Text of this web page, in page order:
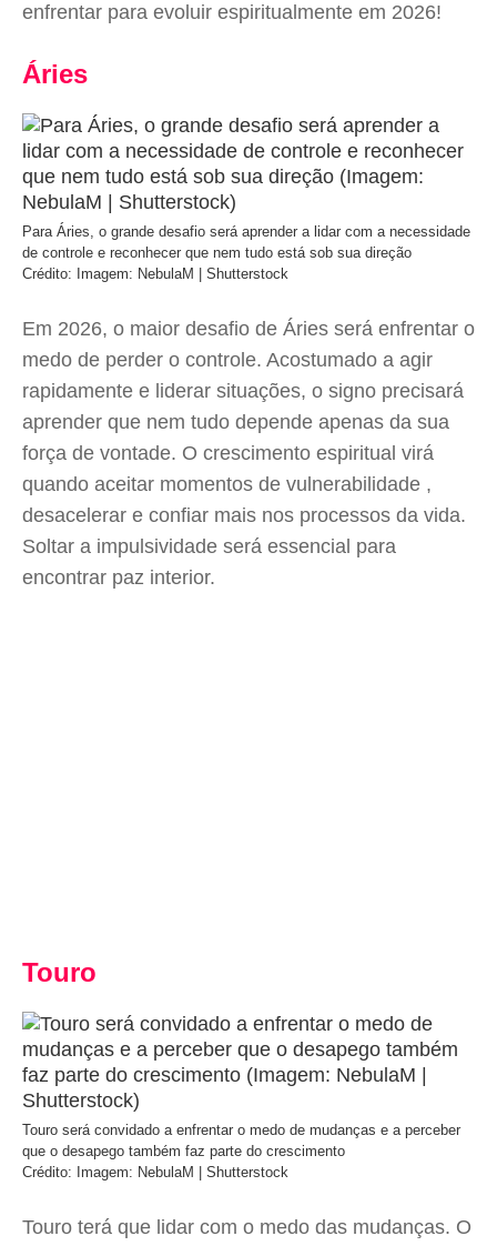
enfrentar para evoluir espiritualmente em 2026!
Áries
Para Áries, o grande desafio será aprender a lidar com a necessidade
de controle e reconhecer que nem tudo está sob sua direção
Crédito: Imagem: NebulaM | Shutterstock
Em 2026, o maior desafio de Áries será enfrentar o
medo de perder o controle. Acostumado a agir
rapidamente e liderar situações, o signo precisará
aprender que nem tudo depende apenas da sua
força de vontade. O crescimento espiritual virá
quando aceitar momentos de vulnerabilidade ,
desacelerar e confiar mais nos processos da vida.
Soltar a impulsividade será essencial para
encontrar paz interior.
Touro
Touro será convidado a enfrentar o medo de mudanças e a perceber
que o desapego também faz parte do crescimento
Crédito: Imagem: NebulaM | Shutterstock
Touro terá que lidar com o medo das mudanças. O